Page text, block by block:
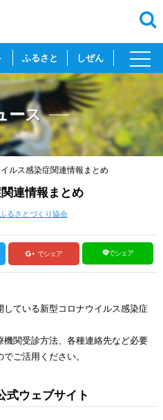
ふるさと しぜん
toggle
ース
ルス感染症関連情報まとめ
連情報まとめ
ふるさとづくり協会
でシェア でシェア
ている新型コロナウイルス感染症
関受診方法、各種連絡先など必要
ご活用ください。
式ウェブサイト